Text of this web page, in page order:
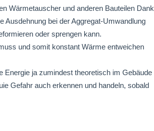
Wärmetauscher und anderen Bauteilen Dank
Ausdehnung bei der Aggregat-Umwandlung
oder sprengen kann.
und somit konstant Wärme entweichen
Energie ja zumindest theoretisch im Gebäude
Gefahr auch erkennen und handeln, sobald